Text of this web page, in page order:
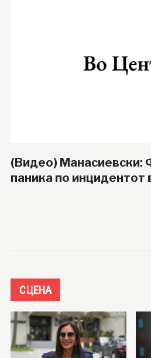
(Видео) Манасиевски:
паника по инцидентот
СЦЕНА